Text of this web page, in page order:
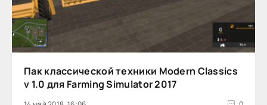
Пак классической техники Modern Classics
v 1.0 для Farming Simulator 2017